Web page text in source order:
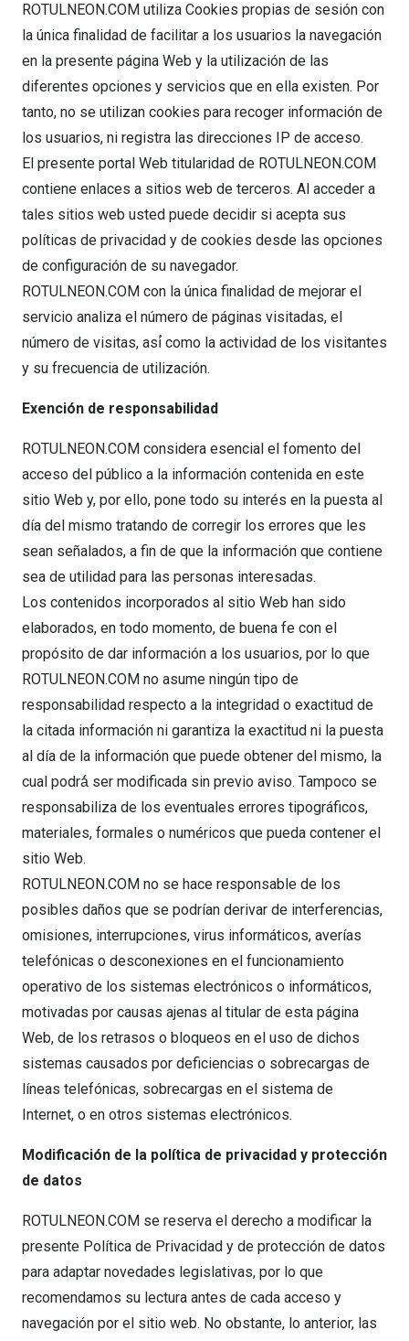
ROTULNEON.COM utiliza Cookies propias de sesión con
la única finalidad de facilitar a los usuarios la navegación
en la presente página Web y la utilización de las
diferentes opciones y servicios que en ella existen. Por
tanto, no se utilizan cookies para recoger información de
los usuarios, ni registra las direcciones IP de acceso.
El presente portal Web titularidad de ROTULNEON.COM
contiene enlaces a sitios web de terceros. Al acceder a
tales sitios web usted puede decidir si acepta sus
políticas de privacidad y de cookies desde las opciones
de configuración de su navegador.
ROTULNEON.COM con la única finalidad de mejorar el
servicio analiza el número de páginas visitadas, el
número de visitas, así́ como la actividad de los visitantes
y su frecuencia de utilización.
Exención de responsabilidad
ROTULNEON.COM considera esencial el fomento del
acceso del público a la información contenida en este
sitio Web y, por ello, pone todo su interés en la puesta al
día del mismo tratando de corregir los errores que les
sean señalados, a fin de que la información que contiene
sea de utilidad para las personas interesadas.
Los contenidos incorporados al sitio Web han sido
elaborados, en todo momento, de buena fe con el
propósito de dar información a los usuarios, por lo que
ROTULNEON.COM no asume ningún tipo de
responsabilidad respecto a la integridad o exactitud de
la citada información ni garantiza la exactitud ni la puesta
al día de la información que puede obtener del mismo, la
cual podrá́ ser modificada sin previo aviso. Tampoco se
responsabiliza de los eventuales errores tipográficos,
materiales, formales o numéricos que pueda contener el
sitio Web.
ROTULNEON.COM no se hace responsable de los
posibles daños que se podrían derivar de interferencias,
omisiones, interrupciones, virus informáticos, averías
telefónicas o desconexiones en el funcionamiento
operativo de los sistemas electrónicos o informáticos,
motivadas por causas ajenas al titular de esta página
Web, de los retrasos o bloqueos en el uso de dichos
sistemas causados por deficiencias o sobrecargas de
líneas telefónicas, sobrecargas en el sistema de
Internet, o en otros sistemas electrónicos.
Modificación de la política de privacidad y protección
de datos
ROTULNEON.COM se reserva el derecho a modificar la
presente Política de Privacidad y de protección de datos
para adaptar novedades legislativas, por lo que
recomendamos su lectura antes de cada acceso y
navegación por el sitio web. No obstante, lo anterior, las